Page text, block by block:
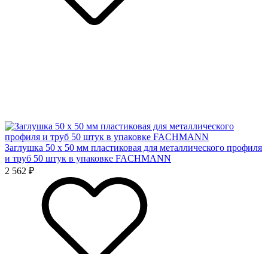
Заглушка 50 x 50 мм пластиковая для металлического профиля
и труб 50 штук в упаковке FACHMANN
2 562 ₽